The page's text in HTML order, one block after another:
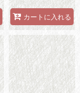
カートに入れる